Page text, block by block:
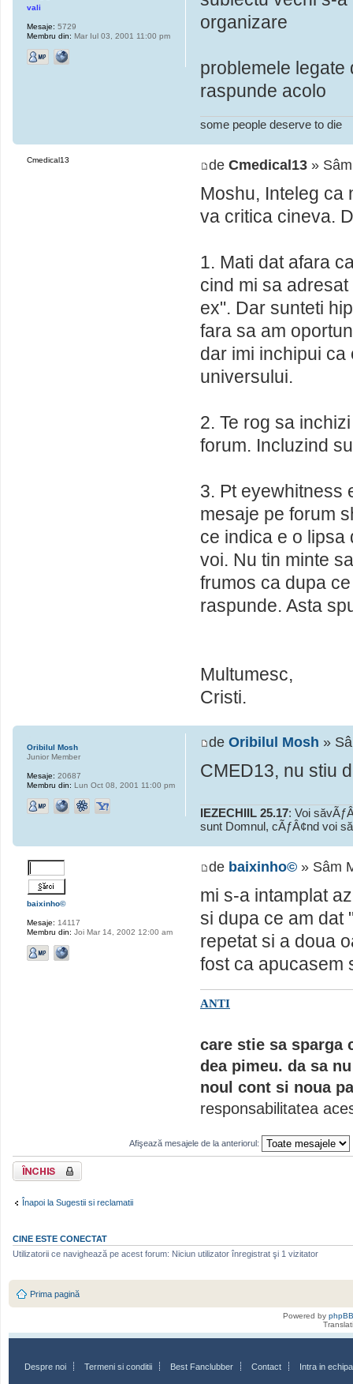
organizare
problemele legate
raspunde acolo
some people deserve to die
vali
Mesaje: 5729
Membru din: Mar Iul 03, 2001 11:00 pm
de Cmedical13 »
Moshu, Inteleg ca
va critica cineva.
1. Mati dat afara
cind mi sa
ex". Dar sunteti
fara sa am
dar imi inchipui
universului.
2. Te rog sa
forum. Incluzind
3. Pt eyewhitness
mesaje pe forum
ce indica e o lipsa
voi. Nu tin minte
frumos ca dupa
raspunde. Asta
Multumesc,
Cristi.
Cmedical13
de Oribilul Mosh »
CMED13, nu stiu
IEZECHIIL 25.17: Voi
sunt Domnul, cÃƒÂ¢nd voi
Oribilul Mosh
Junior Member
Mesaje: 20687
Membru din: Lun Oct 08, 2001 11:00 pm
de baixinho© » Sâm
mi s-a intamplat
si dupa ce am dat
repetat si a doua
fost ca apucasem
ANTI
care stie sa sparga
dea pimeu. da sa
noul cont si noua
responsabilitatea
baixinho©
Mesaje: 14117
Membru din: Joi Mar 14, 2002 12:00 am
Afişează mesajele de la anteriorul:
Subiect închis
Înapoi la Sugestii si reclamatii
CINE ESTE CONECTAT
Utilizatorii ce navighează pe acest forum: Niciun utilizator înregistrat şi 1 vizitator
Prima pagină
Powered by phpBB
Despre noi Termeni si conditii Best Fanclubber Contact Intra in